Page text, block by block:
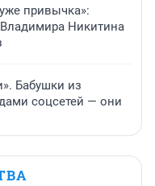
привычка»:
Никитина
Бабушки из
соцсетей — они